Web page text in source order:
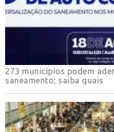
273 municípios podem
saneamento; saiba quais